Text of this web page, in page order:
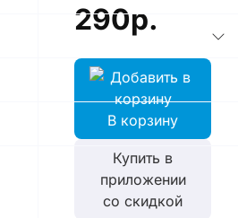
290р.
В корзину
Купить в
приложении
со скидкой